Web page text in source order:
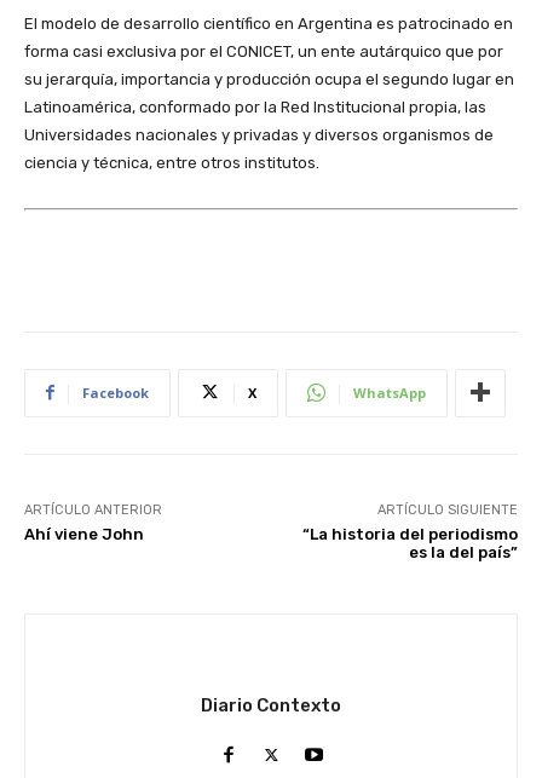
El modelo de desarrollo científico en Argentina es patrocinado en
forma casi exclusiva por el CONICET, un ente autárquico que por
su jerarquía, importancia y producción ocupa el segundo lugar en
Latinoamérica, conformado por la Red Institucional propia, las
Universidades nacionales y privadas y diversos organismos de
ciencia y técnica, entre otros institutos.
Facebook X WhatsApp
ARTÍCULO ANTERIOR
Ahí viene John
ARTÍCULO SIGUIENTE
“La historia del periodismo
es la del país”
Diario Contexto